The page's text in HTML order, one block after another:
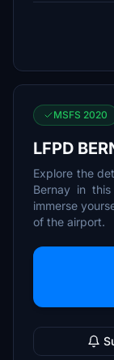
MSFS 2020
LFPD
Explore the
Bernay in
immerse
of the airport.